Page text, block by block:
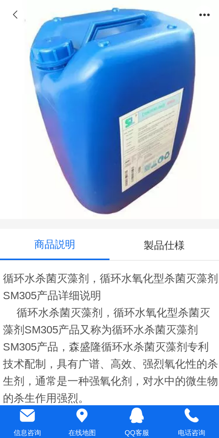
安阳循环水杀菌灭藻剂SM305配方
商品説明 製品仕様
循环水杀菌灭藻剂 ，循环水氧化型杀菌灭藻剂
SM305产品详细说明
循环水杀菌灭藻剂 ，循环水氧化型杀菌灭
藻剂SM305产品又称为循环水杀菌灭藻剂
SM305产品，森盛隆循环水杀菌灭藻剂专利
技术配制， 具有广谱、高效、强烈氧化性的杀
生剂，通常是一种强氧化剂，对水中的微生物
的杀生作用强烈。
信息咨询 在线地图 QQ客服 电话咨询